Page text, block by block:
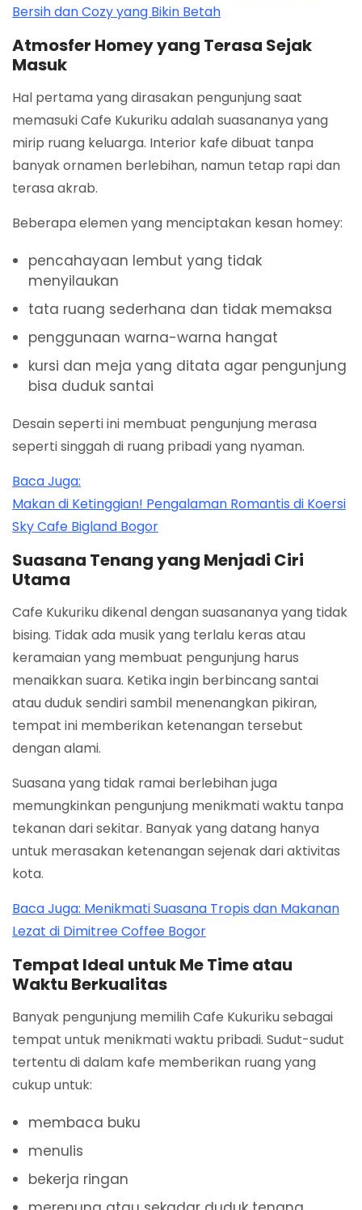
Bersih dan Cozy yang Bikin Betah
Atmosfer Homey yang Terasa Sejak
Masuk
Hal pertama yang dirasakan pengunjung saat
memasuki Cafe Kukuriku adalah suasananya yang
mirip ruang keluarga. Interior kafe dibuat tanpa
banyak ornamen berlebihan, namun tetap rapi dan
terasa akrab.
Beberapa elemen yang menciptakan kesan homey:
pencahayaan lembut yang tidak
menyilaukan
tata ruang sederhana dan tidak memaksa
penggunaan warna-warna hangat
kursi dan meja yang ditata agar pengunjung
bisa duduk santai
Desain seperti ini membuat pengunjung merasa
seperti singgah di ruang pribadi yang nyaman.
Baca Juga:
Makan di Ketinggian! Pengalaman Romantis di Koersi
Sky Cafe Bigland Bogor
Suasana Tenang yang Menjadi Ciri
Utama
Cafe Kukuriku dikenal dengan suasananya yang tidak
bising. Tidak ada musik yang terlalu keras atau
keramaian yang membuat pengunjung harus
menaikkan suara. Ketika ingin berbincang santai
atau duduk sendiri sambil menenangkan pikiran,
tempat ini memberikan ketenangan tersebut
dengan alami.
Suasana yang tidak ramai berlebihan juga
memungkinkan pengunjung menikmati waktu tanpa
tekanan dari sekitar. Banyak yang datang hanya
untuk merasakan ketenangan sejenak dari aktivitas
kota.
Baca Juga: Menikmati Suasana Tropis dan Makanan
Lezat di Dimitree Coffee Bogor
Tempat Ideal untuk Me Time atau
Waktu Berkualitas
Banyak pengunjung memilih Cafe Kukuriku sebagai
tempat untuk menikmati waktu pribadi. Sudut-sudut
tertentu di dalam kafe memberikan ruang yang
cukup untuk:
membaca buku
menulis
bekerja ringan